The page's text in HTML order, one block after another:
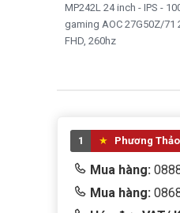
MP242L 24 inch - IPS -
gaming AOC 27G50Z/71
FHD, 260hz
1 Phương
Mua hàng:
Mua hàng: